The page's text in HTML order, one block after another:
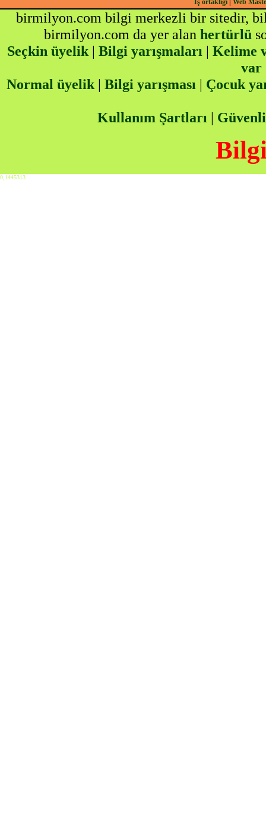
İş ortaklığı| Web
birmilyon.com bilgi merkezli bir sitedir,
birmilyon.com da yer alan hertürlü
Seçkin üyelik| Bilgi yarışmaları | Kelime
var
Normal üyelik | Bilgi yarışması | Çocuk
Kullanım Şartları |
Bilgi
0,1445313